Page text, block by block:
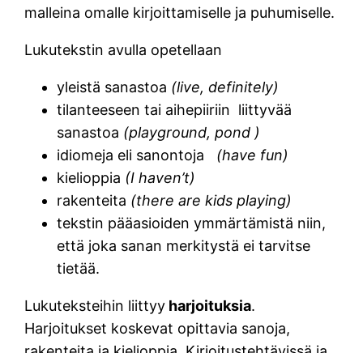
malleina omalle kirjoittamiselle ja puhumiselle.
Lukutekstin avulla opetellaan
yleistä sanastoa (live, definitely)
tilanteeseen tai aihepiiriin liittyvää
sanastoa (playground, pond )
idiomeja eli sanontoja
(have fun)
kielioppia (I haven’t)
rakenteita (there are kids playing)
tekstin pääasioiden ymmärtämistä niin,
että joka sanan merkitystä ei tarvitse
tietää.
Lukuteksteihin liittyy harjoituksia.
Harjoitukset koskevat opittavia sanoja,